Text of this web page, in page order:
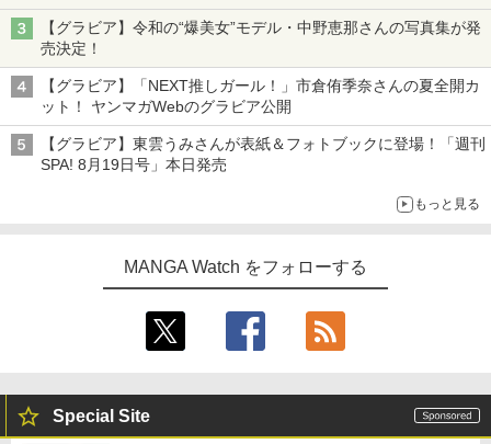
【グラビア】令和の“爆美女”モデル・中野恵那さんの写真集が発
売決定！
【グラビア】「NEXT推しガール！」市倉侑季奈さんの夏全開カ
ット！ ヤンマガWebのグラビア公開
【グラビア】東雲うみさんが表紙＆フォトブックに登場！「週刊
SPA! 8月19日号」本日発売
もっと見る
MANGA Watch をフォローする
Special Site